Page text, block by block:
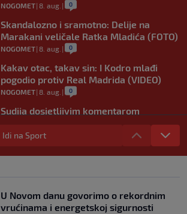
NOGOMET| 8. aug. | 0
Skandalozno i sramotno: Delije na
Marakani veličale Ratka Mladića (FOTO)
NOGOMET| 8. aug. | 0
Kakav otac, takav sin: I Kodro mlađi
pogodio protiv Real Madrida (VIDEO)
NOGOMET| 8. aug. | 0
Sudija dosjetljivim komentarom
nasmijao publiku nakon žalbe tenisera
(VIDEO)
Idi na Sport
U Novom danu govorimo o rekordnim
vrućinama i energetskoj sigurnosti